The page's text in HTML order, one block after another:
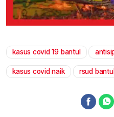
kasus covid 19 bantul
kasus covid naik rsud bantul